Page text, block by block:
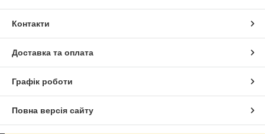
Контакти
Доставка та оплата
Графік роботи
Повна версія сайту